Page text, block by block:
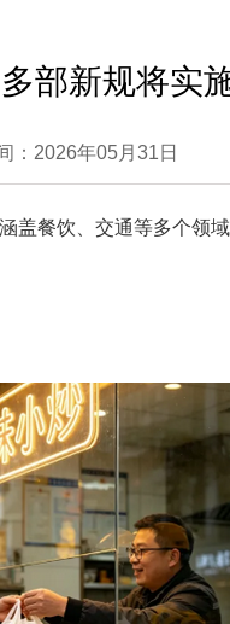
部新规将实
：2026年05月31日
餐饮、交通等多个领域